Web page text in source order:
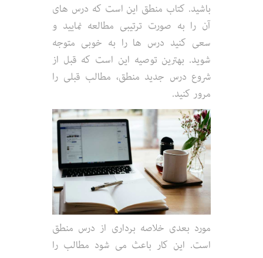
باشید. کتاب منطق این است که درس های
آن را به صورت ترتیبی مطالعه نمایید و
سعی کنید درس ها را به خوبی متوجه
شوید. بهترین توصیه این است که قبل از
شروع درس جدید منطق، مطالب قبلی را
مرور کنید.
مورد بعدی خلاصه برداری از درس منطق
است. این کار باعث می شود مطالب را